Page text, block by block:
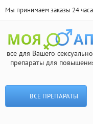
Мы принимаем заказы 24 часа
все для Вашего
препараты для
ВСЕ ПРЕПАРАТЫ